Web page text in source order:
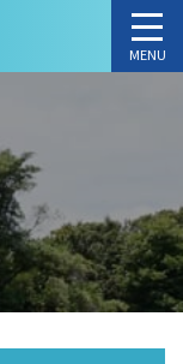
MENU